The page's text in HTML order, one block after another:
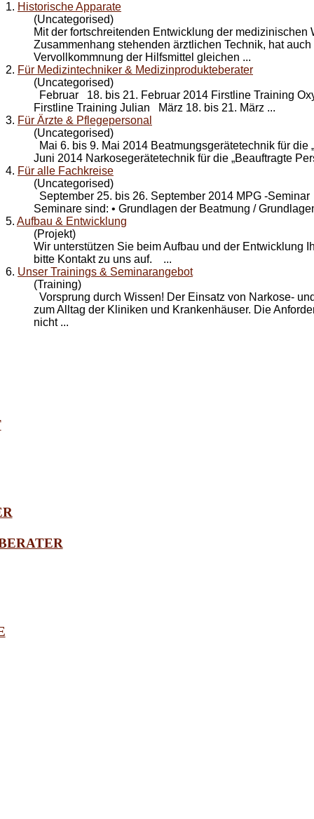
1. Historische Apparate
(Uncategorised)
Mit der fortschreitenden Entwicklung der medizinischen
Zusammenhang stehenden ärztlichen Technik, hat
Vervollkommnung der Hilfsmittel gleichen ...
2. Für Medizintechniker & Medizinprodukteberater
(Uncategorised)
Februar 18. bis 21. Februar 2014 Firstline Training
Firstline Training Julian März 18. bis 21. März ...
3. Für Ärzte & Pflegepersonal
(Uncategorised)
Mai 6. bis 9. Mai 2014 Beatmungsgerätetechnik für die
Juni 2014 Narkosegerätetechnik für die „Beauftragte
4. Für alle Fachkreise
(Uncategorised)
September 25. bis 26. September 2014 MPG -
Seminare sind: • Grundlagen der Beatmung /
5. Aufbau & Entwicklung
(Projekt)
Wir unterstützen Sie beim Aufbau und der Entwicklung
bitte Kontakt zu uns auf. ...
6. Unser Trainings & Seminarangebot
(Training)
Vorsprung durch Wissen! Der Einsatz von Narkose-
zum Alltag der Kliniken und Krankenhäuser. Die
nicht ...